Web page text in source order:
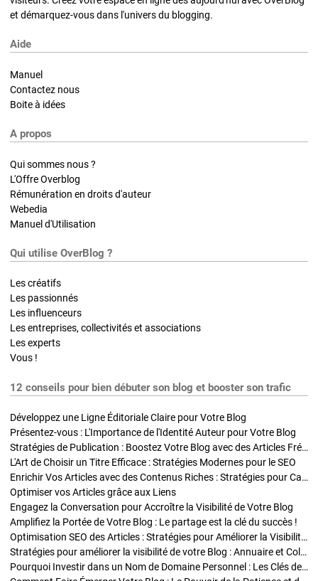
et démarquez-vous dans l'univers du blogging.
Aide
Manuel
Contactez nous
Boite à idées
A propos
Qui sommes nous ?
L'Offre Overblog
Rémunération en droits d'auteur
Webedia
Manuel d'Utilisation
Qui utilise OverBlog ?
Les créatifs
Les passionnés
Les influenceurs
Les entreprises, collectivités et associations
Les experts
Vous !
12 conseils pour bien débuter son blog et booster son trafic
Développez une Ligne Éditoriale Claire pour Votre Blog
Présentez-vous : L'Importance de l'Identité Auteur pour Votre Blog
Stratégies de Publication : Boostez Votre Blog avec des Articles Fréquents et Exclusifs
L'Art de Choisir un Titre Efficace : Stratégies Modernes pour le SEO
Enrichir Vos Articles avec des Contenus Riches : Stratégies pour Captiver et Optimiser
Optimiser vos Articles grâce aux Liens
Engagez la Conversation pour Accroître la Visibilité de Votre Blog
Amplifiez la Portée de Votre Blog : Le partage est la clé du succès !
Optimisation SEO des Articles : Stratégies pour Améliorer la Visibilité de Votre Blog
Stratégies pour améliorer la visibilité de votre Blog : Annuaire et Collaborations
Pourquoi Investir dans un Nom de Domaine Personnel : Les Clés de la Réussite de Votre Blog